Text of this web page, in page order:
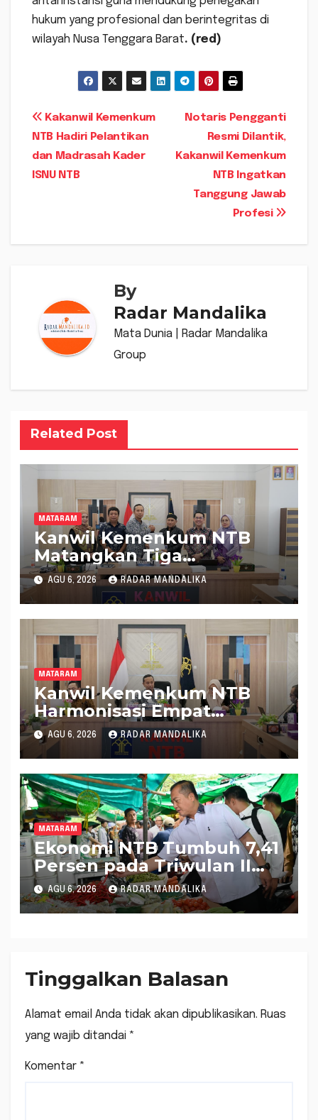
hukum yang profesional dan berintegritas di
wilayah Nusa Tenggara Barat. (red)
Navigasi
pos
Notaris Pengganti
Resmi Dilantik,
Kakanwil Kemenkum
NTB Ingatkan
Tanggung Jawab
Profesi
Kakanwil Kemenkum
NTB Hadiri Pelantikan
dan Madrasah Kader
ISNU NTB
By
Radar Mandalika
Mata Dunia | Radar Mandalika
Group
Related Post
MATARAM
Kanwil Kemenkum NTB
Matangkan Tiga
Rancangan Perbup
Sumbawa Barat melalui
Harmonisasi Regulasi
AGU 6, 2026 RADAR MANDALIKA
MATARAM
Kanwil Kemenkum NTB
Harmonisasi Empat
Rapergub untuk Perkuat
Kepastian Hukum di NTB
AGU 6, 2026 RADAR MANDALIKA
MATARAM
Ekonomi NTB Tumbuh 7,41
Persen pada Triwulan II
2026, Tertinggi Kedua
Nasional
AGU 6, 2026 RADAR MANDALIKA
Tinggalkan Balasan
Alamat email Anda tidak akan dipublikasikan. Ruas
yang wajib ditandai *
Komentar *